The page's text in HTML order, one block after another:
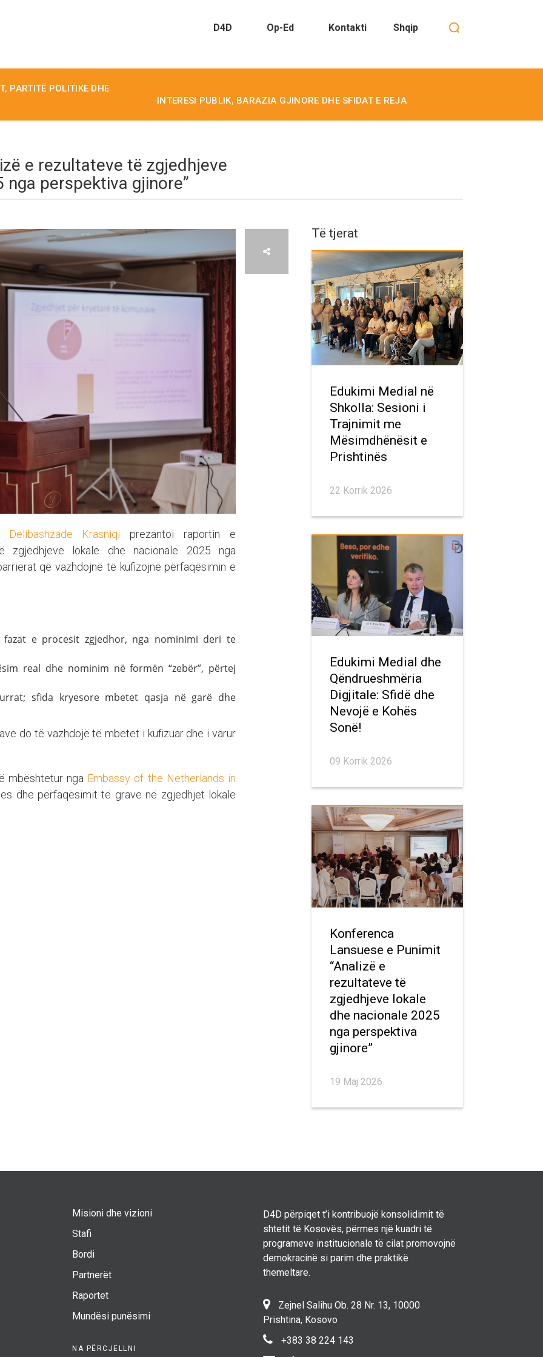
D4D Op-Ed Kontakti Shqip
PARTITË POLITIKE DHE
INTERESI PUBLIK, BARAZIA GJINORE DHE SFIDAT E REJA
e rezultateve të zgjedhjeve
perspektiva gjinore”
Delibashzade Krasniqi prezantoi raportin e
zgjedhjeve lokale dhe nacionale 2025 nga
që vazhdojnë të kufizojnë përfaqësimin e
e procesit zgjedhor, nga nominimi deri te
real dhe nominim në formën “zebër”, përtej
sfida kryesore mbetet qasja në garë dhe
do të vazhdojë të mbetet i kufizuar dhe i varur
mbështetur nga Embassy of the Netherlands in
dhe përfaqësimit të grave në zgjedhjet lokale
Të tjerat
Edukimi Medial në
Shkolla: Sesioni i
Trajnimit me
Mësimdhënësit e
Prishtinës
22 Korrik 2026
Edukimi Medial dhe
Qëndrueshmëria
Digjitale: Sfidë dhe
Nevojë e Kohës
Sonë!
09 Korrik 2026
Konferenca
Lansuese e Punimit
“Analizë e
rezultateve të
zgjedhjeve lokale
dhe nacionale 2025
nga perspektiva
gjinore”
19 Maj 2026
Misioni dhe vizioni
Stafi
Bordi
Partnerët
Raportet
Mundësi punësimi
NA PËRCJELLNI
D4D përpiqet t’i kontribuojë konsolidimit të
shtetit të Kosovës, përmes një kuadri të
programeve institucionale të cilat promovojnë
demokracinë si parim dhe praktikë
themeltare.
Zejnel Salihu Ob. 28 Nr. 13, 10000
Prishtina, Kosovo
+383 38 224 143